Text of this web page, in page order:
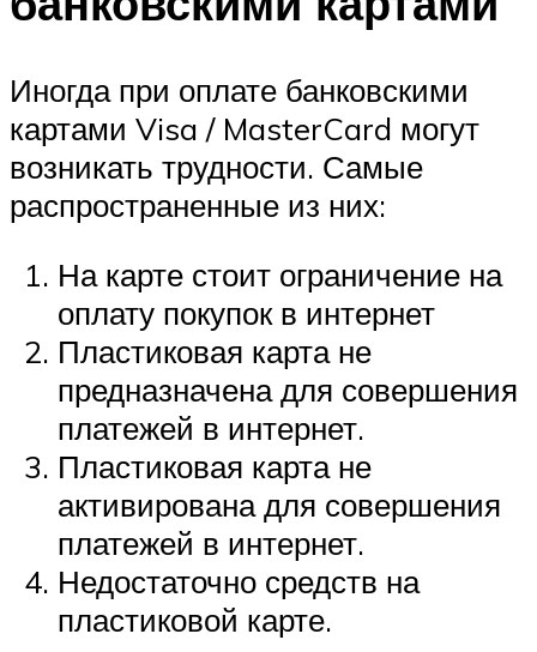
Иногда при оплате банковскими
картами Visa / MasterCard могут
возникать трудности. Самые
распространенные из них:
На карте стоит ограничение на
оплату покупок в интернет
Пластиковая карта не
предназначена для совершения
платежей в интернет.
Пластиковая карта не
активирована для совершения
платежей в интернет.
Недостаточно средств на
пластиковой карте.